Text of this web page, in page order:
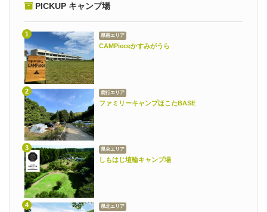
PICKUP キャンプ場
県南エリア
CAMPieceかすみがうら
鹿行エリア
ファミリーキャンプほこたBASE
県央エリア
しもはじ埴輪キャンプ場
県北エリア